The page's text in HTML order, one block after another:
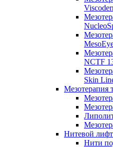
NCTF
Skin
Мезотерапия
Нитевой
Нити